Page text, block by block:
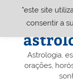
Astrologia,
orações,
"este site
consentir a